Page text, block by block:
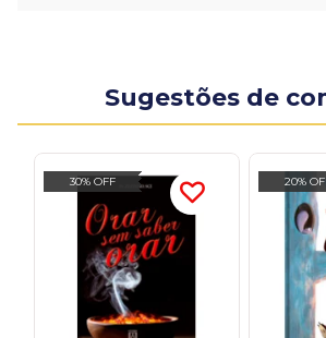
Sugestões de
30% OFF 20%